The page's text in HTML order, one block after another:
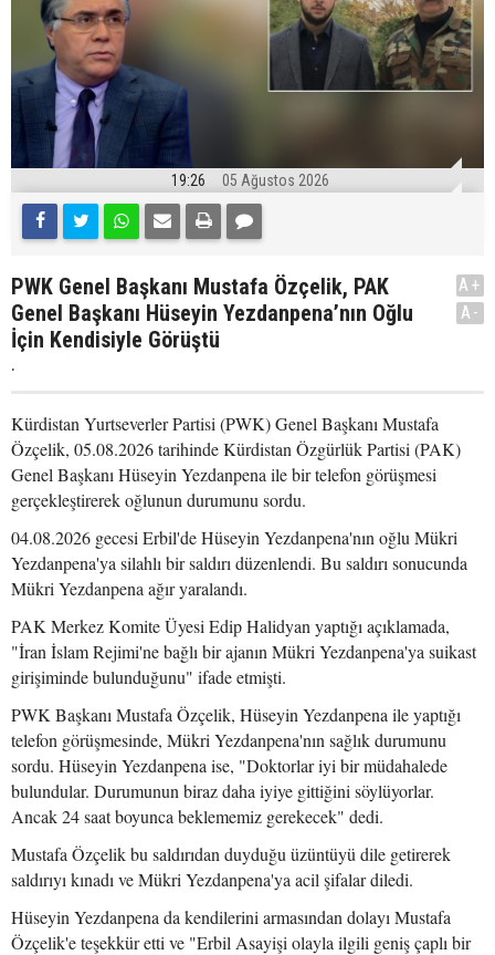
19:26 05 Ağustos 2026
PWK Genel Başkanı Mustafa Özçelik, PAK
Genel Başkanı Hüseyin Yezdanpena’nın Oğlu
İçin Kendisiyle Görüştü
.
A+
A-
Kürdistan Yurtseverler Partisi (PWK) Genel Başkanı Mustafa
Özçelik, 05.08.2026 tarihinde Kürdistan Özgürlük Partisi (PAK)
Genel Başkanı Hüseyin Yezdanpena ile bir telefon görüşmesi
gerçekleştirerek oğlunun durumunu sordu.
04.08.2026 gecesi Erbil'de Hüseyin Yezdanpena'nın oğlu Mükri
Yezdanpena'ya silahlı bir saldırı düzenlendi. Bu saldırı sonucunda
Mükri Yezdanpena ağır yaralandı.
PAK Merkez Komite Üyesi Edip Halidyan yaptığı açıklamada,
"İran İslam Rejimi'ne bağlı bir ajanın Mükri Yezdanpena'ya suikast
girişiminde bulunduğunu" ifade etmişti.
PWK Başkanı Mustafa Özçelik, Hüseyin Yezdanpena ile yaptığı
telefon görüşmesinde, Mükri Yezdanpena'nın sağlık durumunu
sordu. Hüseyin Yezdanpena ise, "Doktorlar iyi bir müdahalede
bulundular. Durumunun biraz daha iyiye gittiğini söylüyorlar.
Ancak 24 saat boyunca beklememiz gerekecek" dedi.
Mustafa Özçelik bu saldırıdan duyduğu üzüntüyü dile getirerek
saldırıyı kınadı ve Mükri Yezdanpena'ya acil şifalar diledi.
Hüseyin Yezdanpena da kendilerini armasından dolayı Mustafa
Özçelik'e teşekkür etti ve "Erbil Asayişi olayla ilgili geniş çaplı bir